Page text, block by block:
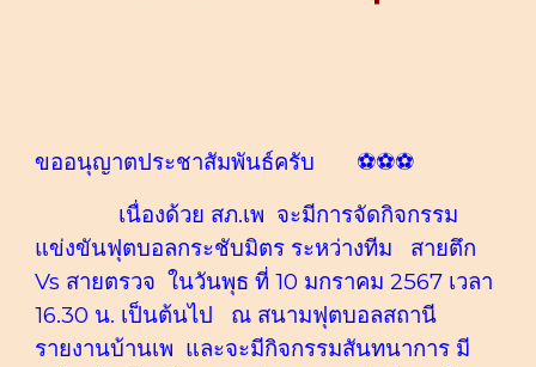
ขออนุญาตประชาสัมพันธ์ครับ ⚽⚽⚽
เนื่องด้วย สภ.เพ จะมีการจัดกิจกรรม
แข่งขันฟุตบอลกระชับมิตร ระหว่างทีม สายตึก
Vs สายตรวจ ในวันพุธ ที่ 10 มกราคม 2567 เวลา
16.30 น. เป็นต้นไป ณ สนามฟุตบอลสถานี
รายงานบ้านเพ และจะมีกิจกรรมสันทนาการ มี